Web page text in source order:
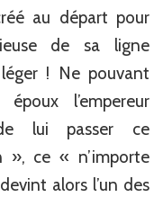
au départ pour
de sa ligne
! Ne pouvant
l’empereur
lui passer ce
», ce « n’importe
alors l’un des